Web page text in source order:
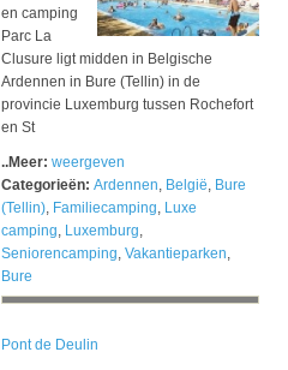
en camping
Parc La
Clusure ligt midden in Belgische
Ardennen in Bure (Tellin) in de
provincie Luxemburg tussen Rochefort
en St
..Meer: weergeven
Categorieën: Ardennen, België, Bure
(Tellin), Familiecamping, Luxe
camping, Luxemburg,
Seniorencamping, Vakantieparken,
Bure
Pont de Deulin